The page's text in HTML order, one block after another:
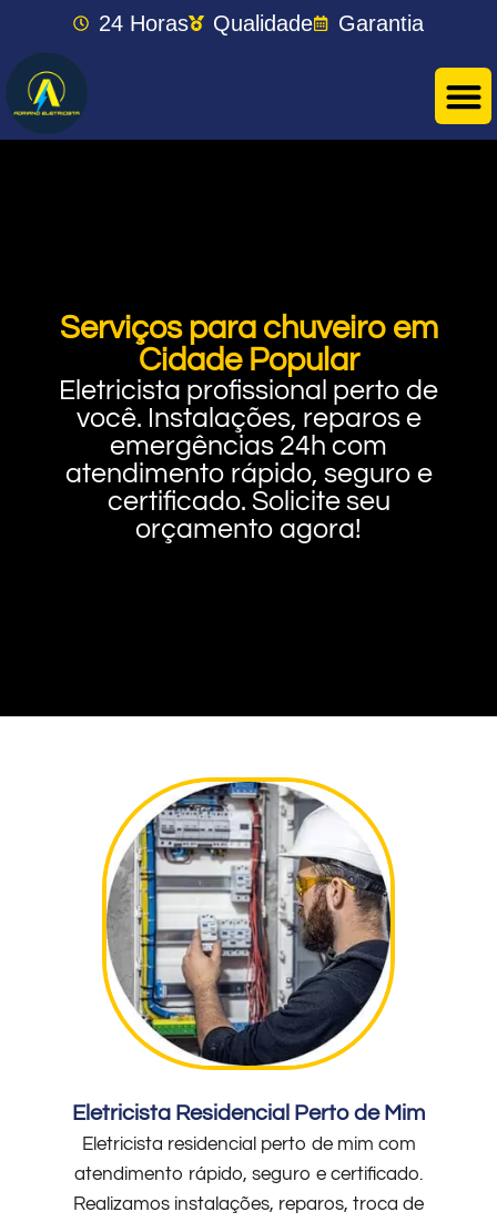
24 Horas Qualidade Garantia
Serviços para chuveiro em
Cidade Popular
Eletricista profissional perto de
você. Instalações, reparos e
emergências 24h com
atendimento rápido, seguro e
certificado. Solicite seu
orçamento agora!
Eletricista Residencial Perto de Mim
Eletricista residencial perto de mim com
atendimento rápido, seguro e certificado.
Realizamos instalações, reparos, troca de